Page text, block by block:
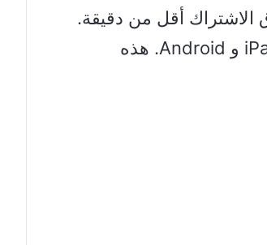
الاشتراك أقل من دقيقة.
تحتوي جميعها على تطبيقات لأجهزة iPhone و iPad و Android. هذه